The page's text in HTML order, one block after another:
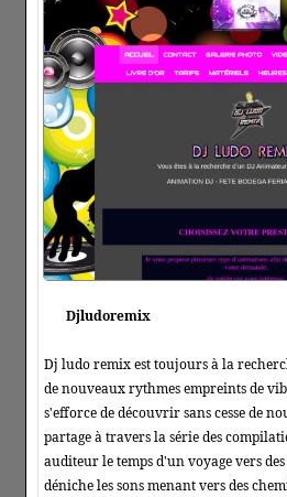
Djludoremix
Dj ludo remix est toujours à la
de nouveaux rythmes empreints de
s'efforce de découvrir sans cesse de
partage à travers la série des
auditeur le temps d'un voyage vers
déniche les sons menant vers des